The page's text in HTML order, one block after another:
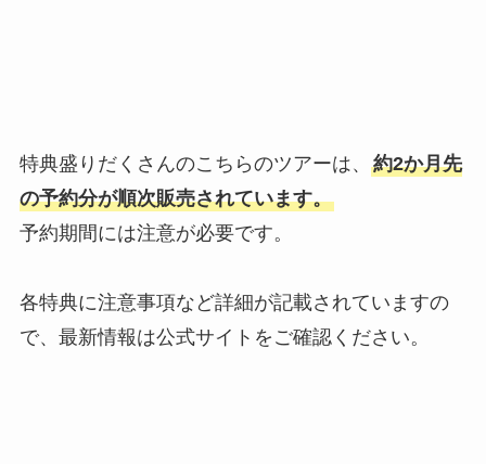
特典盛りだくさんのこちらのツアーは、 約2か月先
の予約分が順次販売されています。
予約期間には注意が必要です。
各特典に注意事項など詳細が記載されていますの
で、最新情報は公式サイトをご確認ください。